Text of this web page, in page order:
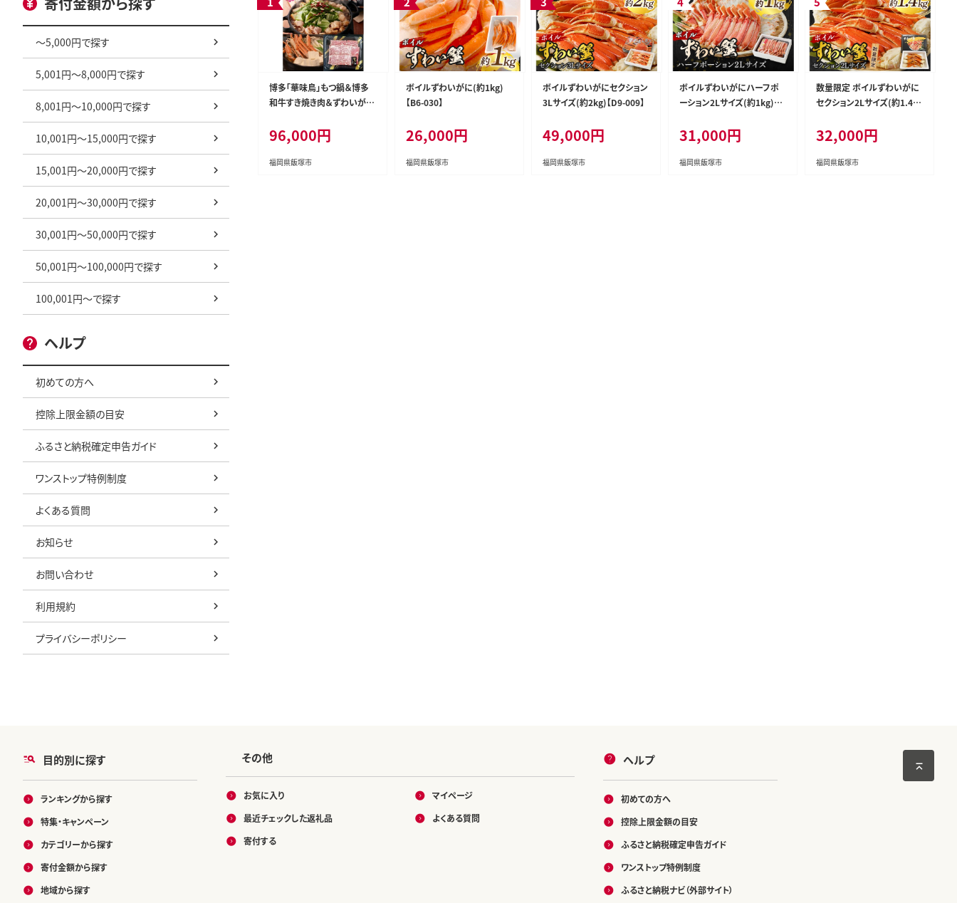
～5,000円で探す
5,001円～8,000円で探す
8,001円～10,000円で探す
10,001円～15,000円で探す
15,001円～20,000円で探す
20,001円～30,000円で探す
30,001円～50,000円で探す
50,001円～100,000円で探す
100,001円～で探す
ヘルプ
初めての方へ
控除上限金額の目安
ふるさと納税確定申告ガイド
ワンストップ特例制度
よくある質問
お知らせ
お問い合わせ
利用規約
プライバシーポリシー
博多「華味鳥」もつ鍋＆博多
和牛すき焼き肉＆ずわいがに
96,000円
福岡県飯塚市
ボイルずわいがに(約1kg)
【B6-030】
26,000円
福岡県飯塚市
ボイルずわいがにセクション
3Lサイズ(約2kg)【D9-009】
49,000円
福岡県飯塚市
ボイルずわいがにハーフポ
ーション2Lサイズ(約1kg)【C
31,000円
福岡県飯塚市
数量限定 ボイルずわいがに
セクション2Lサイズ(約1.4k
32,000円
福岡県飯塚市
目的別に探す
ランキングから探す
特集・キャンペーン
カテゴリーから探す
寄付金額から探す
地域から探す
その他
お気に入り
最近チェックした返礼品
寄付する
マイページ
よくある質問
ヘルプ
初めての方へ
控除上限金額の目安
ふるさと納税確定申告ガイド
ワンストップ特例制度
ふるさと納税ナビ（外部サイト）